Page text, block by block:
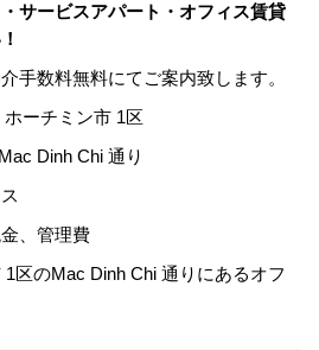
サービスアパート・オフィス賃貸
手数料無料にてご案内致します。
ーチミン市 1区
Dinh Chi 通り
金、管理費
1区のMac Dinh Chi 通りにあるオフ